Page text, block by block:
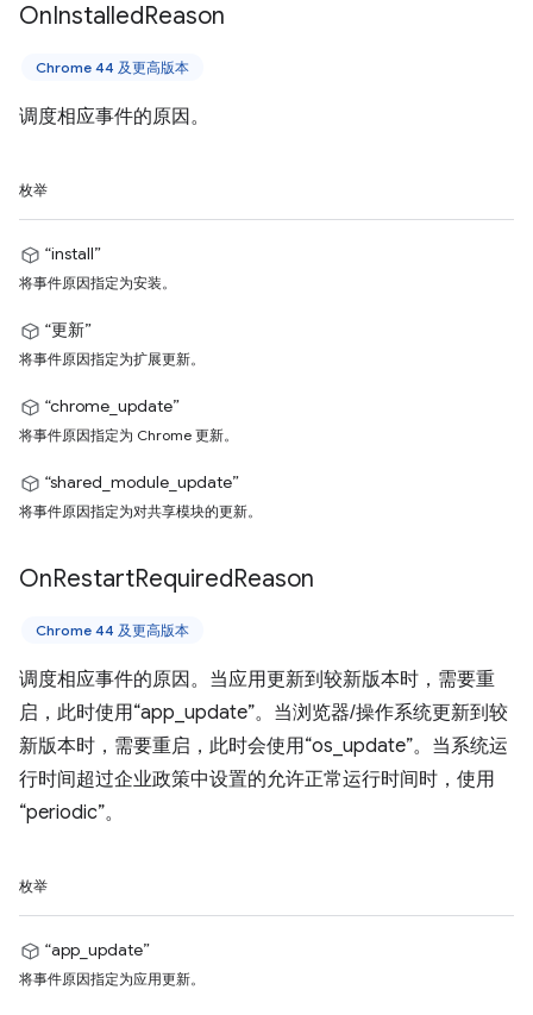
OnInstalledReason
Chrome 44 及更高版本
调度相应事件的原因。
枚举
“install”
将事件原因指定为安装。
“更新”
将事件原因指定为扩展更新。
“chrome_update”
将事件原因指定为 Chrome 更新。
“shared_module_update”
将事件原因指定为对共享模块的更新。
OnRestartRequiredReason
Chrome 44 及更高版本
调度相应事件的原因。当应用更新到较新版本时，需要重
启，此时使用“app_update”。当浏览器/操作系统更新到较
新版本时，需要重启，此时会使用“os_update”。当系统运
行时间超过企业政策中设置的允许正常运行时间时，使用
“periodic”。
枚举
“app_update”
将事件原因指定为应用更新。